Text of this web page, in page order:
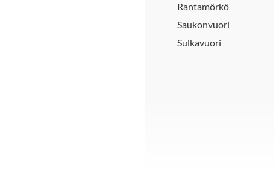
Rantamörkö
Saukonvuori
Sulkavuori